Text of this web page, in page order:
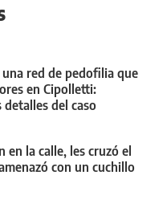
red de pedofilia que
en Cipolletti:
del caso
en la calle, les cruzó el
con un cuchillo